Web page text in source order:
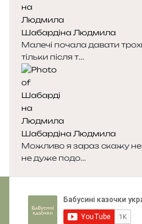
я
с
т
о
р
і
н
к
а
а
с
т
о
р
і
н
к
а
Шабардіна Людмила
Малечі почала давати
тільки після т...
Шабардіна Людмила
Можливо я зараз скажу
не дуже подо...